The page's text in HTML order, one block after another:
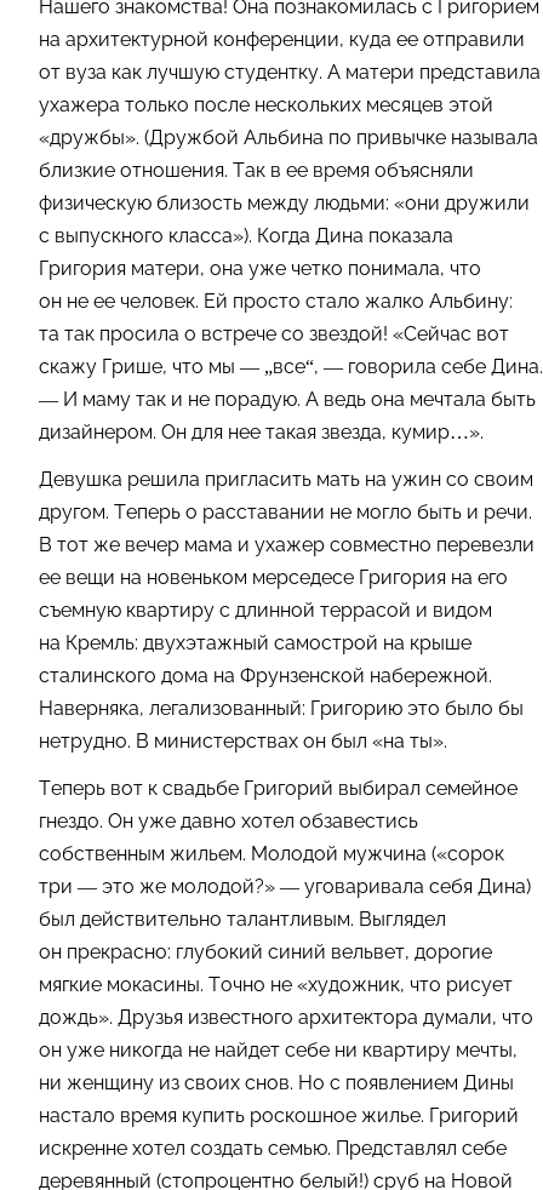
Нашего знакомства! Она познакомилась с Григорием
на архитектурной конференции, куда ее отправили
от вуза как лучшую студентку. А матери представила
ухажера только после нескольких месяцев этой
«дружбы». (Дружбой Альбина по привычке называла
близкие отношения. Так в ее время объясняли
физическую близость между людьми: «они дружили
с выпускного класса»). Когда Дина показала
Григория матери, она уже четко понимала, что
он не ее человек. Ей просто стало жалко Альбину:
та так просила о встрече со звездой! «Сейчас вот
скажу Грише, что мы — „все“, — говорила себе Дина.
— И маму так и не порадую. А ведь она мечтала быть
дизайнером. Он для нее такая звезда, кумир…».
Девушка решила пригласить мать на ужин со своим
другом. Теперь о расставании не могло быть и речи.
В тот же вечер мама и ухажер совместно перевезли
ее вещи на новеньком мерседесе Григория на его
съемную квартиру с длинной террасой и видом
на Кремль: двухэтажный самострой на крыше
сталинского дома на Фрунзенской набережной.
Наверняка, легализованный: Григорию это было бы
нетрудно. В министерствах он был «на ты».
Теперь вот к свадьбе Григорий выбирал семейное
гнездо. Он уже давно хотел обзавестись
собственным жильем. Молодой мужчина («сорок
три — это же молодой?» — уговаривала себя Дина)
был действительно талантливым. Выглядел
он прекрасно: глубокий синий вельвет, дорогие
мягкие мокасины. Точно не «художник, что рисует
дождь». Друзья известного архитектора думали, что
он уже никогда не найдет себе ни квартиру мечты,
ни женщину из своих снов. Но с появлением Дины
настало время купить роскошное жилье. Григорий
искренне хотел создать семью. Представлял себе
деревянный (стопроцентно белый!) сруб на Новой